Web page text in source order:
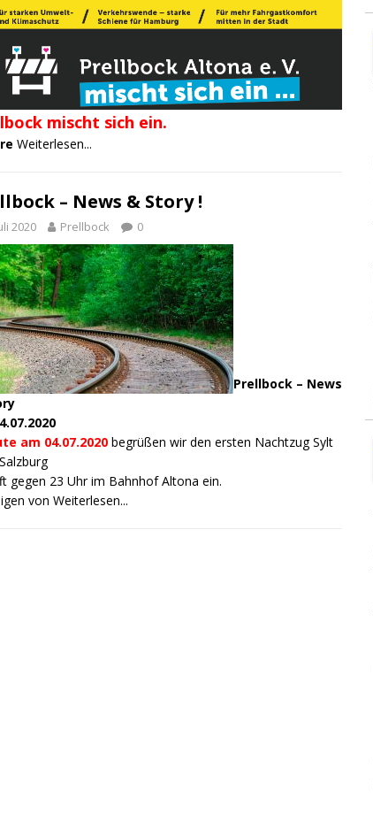
mischt sich ein.
Weiterlesen...
– News & Story !
2020 Prellbock 0
Prellbock – News
am 04.07.2020 begrüßen wir den ersten Nachtzug Sylt
gegen 23 Uhr im Bahnhof Altona ein.
von Weiterlesen...